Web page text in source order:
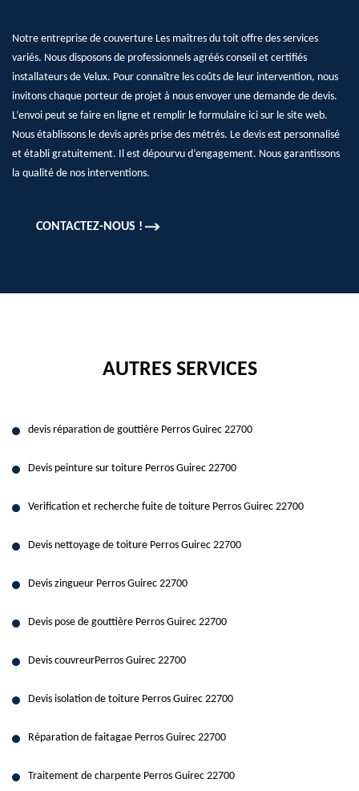
Notre entreprise de couverture Les maîtres du toit offre des services
variés. Nous disposons de professionnels agréés conseil et certifiés
installateurs de Velux. Pour connaître les coûts de leur intervention, nous
invitons chaque porteur de projet à nous envoyer une demande de devis.
L’envoi peut se faire en ligne et remplir le formulaire ici sur le site web.
Nous établissons le devis après prise des métrés. Le devis est personnalisé
et établi gratuitement. Il est dépourvu d’engagement. Nous garantissons
la qualité de nos interventions.
CONTACTEZ-NOUS !
AUTRES SERVICES
devis réparation de gouttière Perros Guirec 22700
Devis peinture sur toiture Perros Guirec 22700
Verification et recherche fuite de toiture Perros Guirec 22700
Devis nettoyage de toiture Perros Guirec 22700
Devis zingueur Perros Guirec 22700
Devis pose de gouttière Perros Guirec 22700
Devis couvreurPerros Guirec 22700
Devis isolation de toiture Perros Guirec 22700
Réparation de faitagae Perros Guirec 22700
Traitement de charpente Perros Guirec 22700